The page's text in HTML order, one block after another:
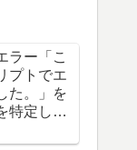
ラー「こ
プトでエ
た。」を
特定し